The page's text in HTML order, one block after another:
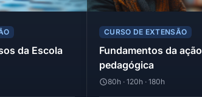
da Escola
CURSO DE EXTENSÃO
Fundamentos da ação
pedagógica
80h · 120h · 180h